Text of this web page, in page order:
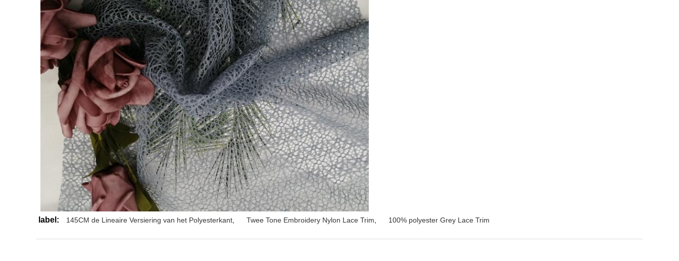
label: 145CM de Lineaire Versiering van het Polyesterkant Twee Tone Embroidery Nylon Lace Trim 100% polyester Grey Lace Trim